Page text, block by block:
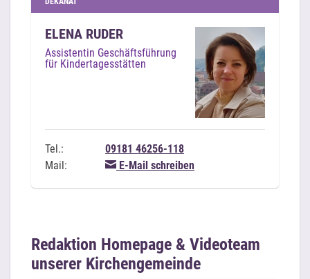
ELENA RUDER
Assistentin Geschäftsführung
für Kindertagesstätten
Tel.:
09181 46256-118
Mail:
E-Mail schreiben
Redaktion Homepage & Videoteam
unserer Kirchengemeinde